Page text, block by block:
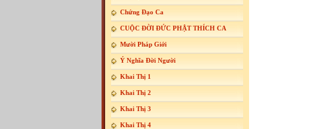
Chứng Đạo Ca
CUỘC ĐỜI ĐỨC PHẬT THÍCH CA
Mười Pháp Giới
Ý Nghĩa Đời Người
Khai Thị 1
Khai Thị 2
Khai Thị 3
Khai Thị 4